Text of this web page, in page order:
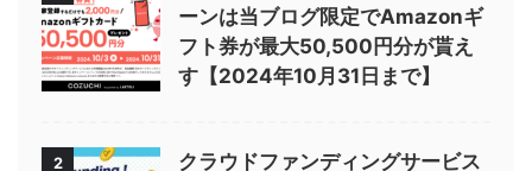
ーンは当ブログ限定でAmazonギ
フト券が最大50,500円分が貰え
す【2024年10月31日まで】
2
クラウドファンディングサービス